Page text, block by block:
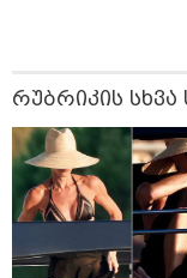
რუბრიკის სხვა